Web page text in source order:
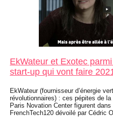
EkWateur et Exotec
start-up qui vont faire
EkWateur (fournisseur d’énergie
révolutionnaires) : ces pépites de
Paris Novation Center figurent
FrenchTech120 dévoilé par Cédric